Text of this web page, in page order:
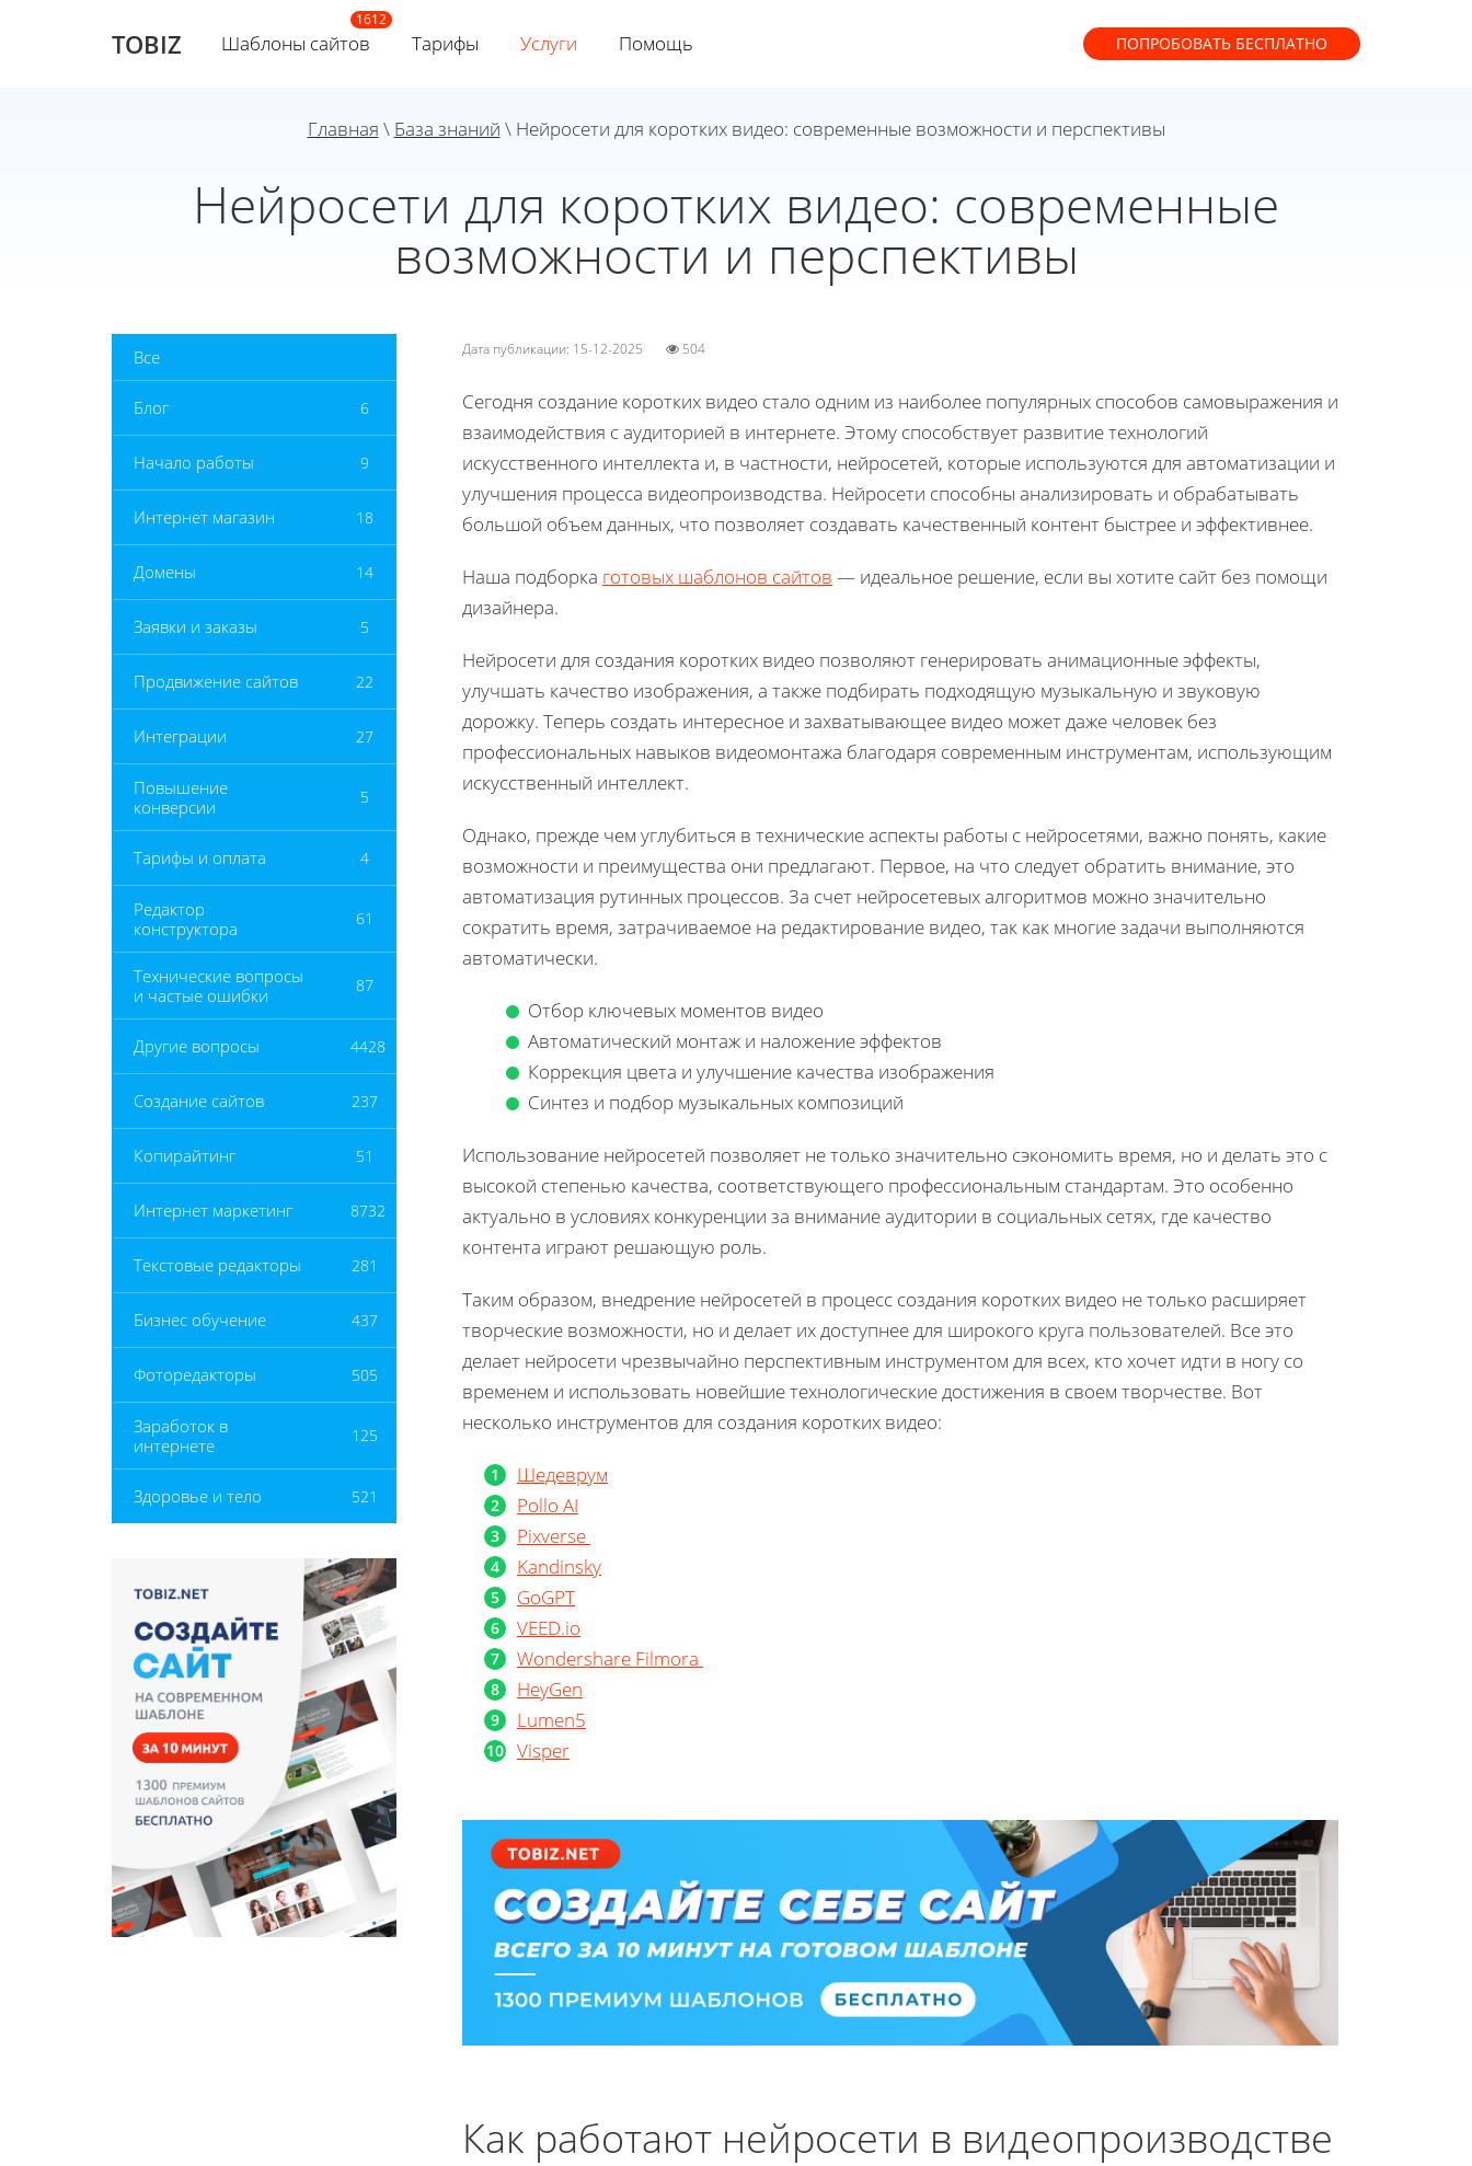
TOBIZ Шаблоны сайтов Тарифы Услуги Помощь ПОПРОБОВАТЬ БЕСПЛАТНО
Главная \ База знаний \ Нейросети для коротких видео: современные возможности и перспективы
Нейросети для коротких видео: современные
возможности и перспективы
Все
Блог 6
Начало работы 9
Интернет магазин 18
Домены 14
Заявки и заказы 5
Продвижение сайтов 22
Интеграции 27
Повышение
конверсии
5
Тарифы и оплата 4
Редактор
конструктора
61
Технические вопросы
и частые ошибки
87
Другие вопросы 4428
Создание сайтов 237
Копирайтинг 51
Интернет маркетинг 8732
Текстовые редакторы 281
Бизнес обучение 437
Фоторедакторы 505
Заработок в
интернете
125
Здоровье и тело 521
Дата публикации: 15-12-2025 504
Сегодня создание коротких видео стало одним из наиболее популярных способов самовыражения и
взаимодействия с аудиторией в интернете. Этому способствует развитие технологий
искусственного интеллекта и, в частности, нейросетей, которые используются для автоматизации и
улучшения процесса видеопроизводства. Нейросети способны анализировать и обрабатывать
большой объем данных, что позволяет создавать качественный контент быстрее и эффективнее.
Наша подборка готовых шаблонов сайтов — идеальное решение, если вы хотите сайт без помощи
дизайнера.
Нейросети для создания коротких видео позволяют генерировать анимационные эффекты,
улучшать качество изображения, а также подбирать подходящую музыкальную и звуковую
дорожку. Теперь создать интересное и захватывающее видео может даже человек без
профессиональных навыков видеомонтажа благодаря современным инструментам, использующим
искусственный интеллект.
Однако, прежде чем углубиться в технические аспекты работы с нейросетями, важно понять, какие
возможности и преимущества они предлагают. Первое, на что следует обратить внимание, это
автоматизация рутинных процессов. За счет нейросетевых алгоритмов можно значительно
сократить время, затрачиваемое на редактирование видео, так как многие задачи выполняются
автоматически.
Отбор ключевых моментов видео
Автоматический монтаж и наложение эффектов
Коррекция цвета и улучшение качества изображения
Синтез и подбор музыкальных композиций
Использование нейросетей позволяет не только значительно сэкономить время, но и делать это с
высокой степенью качества, соответствующего профессиональным стандартам. Это особенно
актуально в условиях конкуренции за внимание аудитории в социальных сетях, где качество
контента играют решающую роль.
Таким образом, внедрение нейросетей в процесс создания коротких видео не только расширяет
творческие возможности, но и делает их доступнее для широкого круга пользователей. Все это
делает нейросети чрезвычайно перспективным инструментом для всех, кто хочет идти в ногу со
временем и использовать новейшие технологические достижения в своем творчестве. Вот
несколько инструментов для создания коротких видео:
Шедеврум
Pollo AI
Pixverse
Kandinsky
GoGPT
VEED.io
Wondershare Filmora
HeyGen
Lumen5
Visper
Как работают нейросети в видеопроизводстве